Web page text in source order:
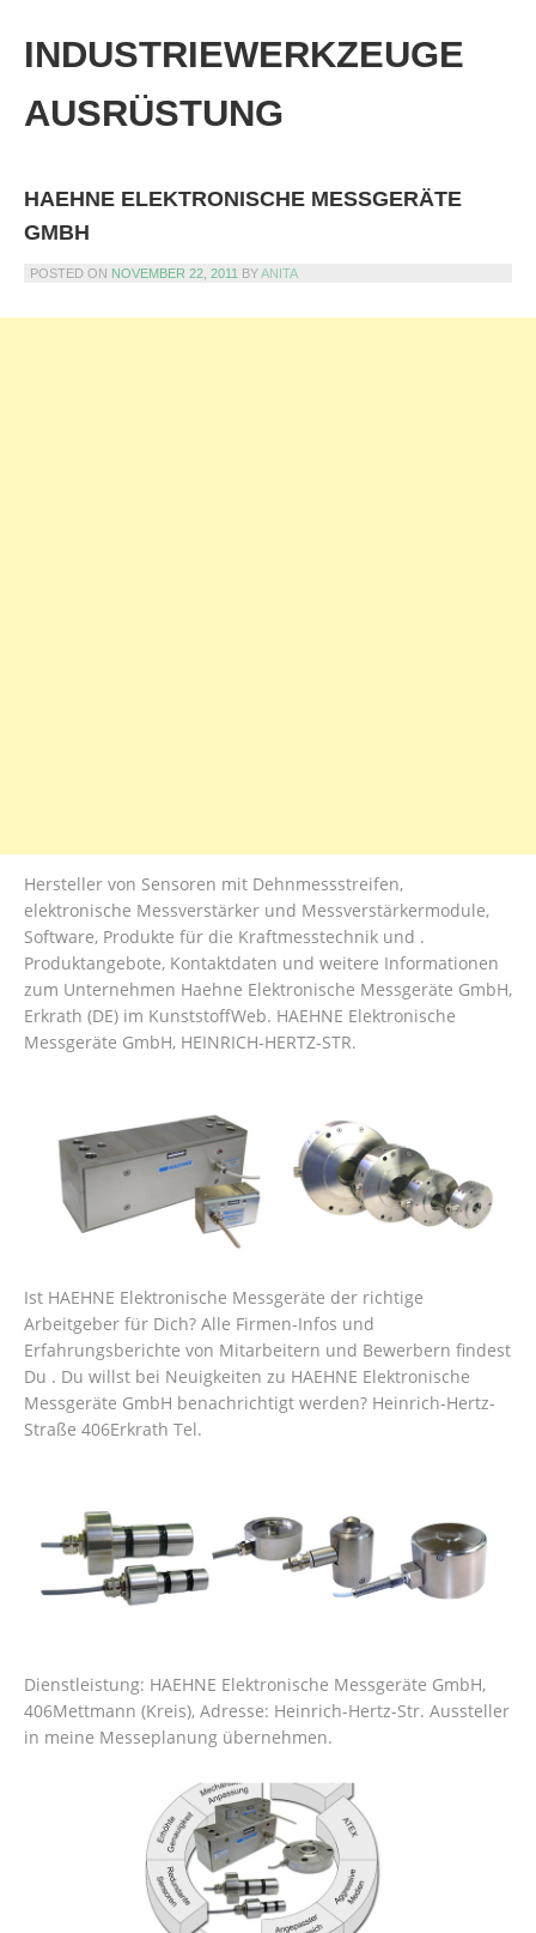
content
INDUSTRIEWERKZEUGE
AUSRÜSTUNG
HAEHNE ELEKTRONISCHE MESSGERÄTE
GMBH
POSTED ON NOVEMBER 22, 2011 BYANITA
Hersteller von Sensoren mit Dehnmessstreifen,
elektronische Messverstärker und Messverstärkermodule,
Software, Produkte für die Kraftmesstechnik und .
Produktangebote, Kontaktdaten und weitere Informationen
zum Unternehmen Haehne Elektronische Messgeräte GmbH,
Erkrath (DE) im KunststoffWeb. HAEHNE Elektronische
Messgeräte GmbH, HEINRICH-HERTZ-STR.
Ist HAEHNE Elektronische Messgeräte der richtige
Arbeitgeber für Dich? Alle Firmen-Infos und
Erfahrungsberichte von Mitarbeitern und Bewerbern findest
Du . Du willst bei Neuigkeiten zu HAEHNE Elektronische
Messgeräte GmbH benachrichtigt werden? Heinrich-Hertz-
Straße 406Erkrath Tel.
Dienstleistung: HAEHNE Elektronische Messgeräte GmbH,
406Mettmann (Kreis), Adresse: Heinrich-Hertz-Str. Aussteller
in meine Messeplanung übernehmen.